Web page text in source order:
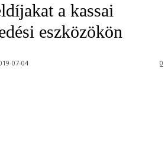
a kassai
eszközökön
07-04 0